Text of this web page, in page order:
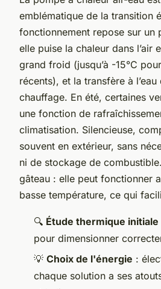
emblématique de la transition
fonctionnement repose sur un
elle puise la chaleur dans l’air
grand froid (jusqu’à -15°C
récents), et la transfère à
chauffage. En été, certaines
une fonction de
climatisation. Silencieuse,
souvent en extérieur, sans
ni de stockage de
gâteau : elle peut fonctionner
basse température, ce qui
🔍 Étude thermique initiale
pour dimensionner
💡 Choix de l'énergie :
chaque solution a ses